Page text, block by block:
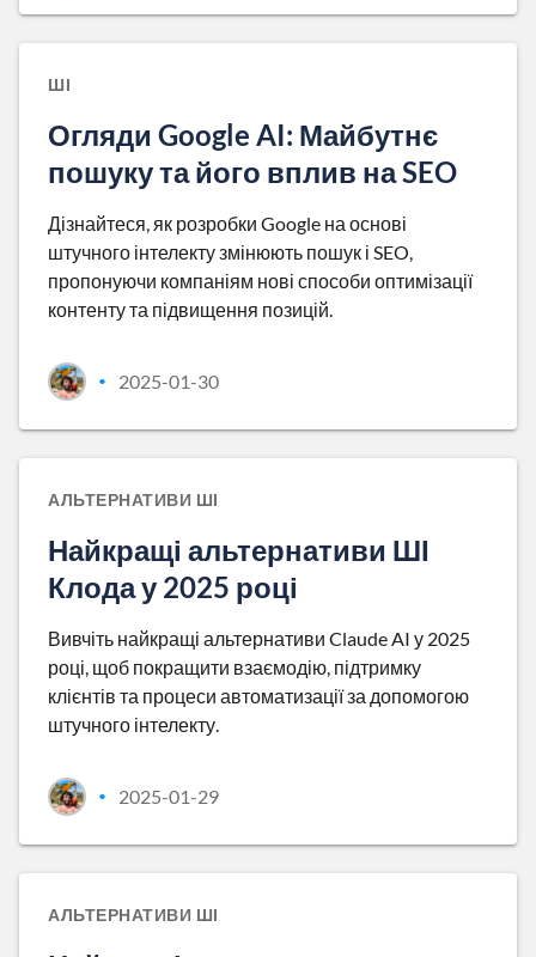
ШІ
Огляди Google AI: Майбутнє
пошуку та його вплив на SEO
Дізнайтеся, як розробки Google на основі
штучного інтелекту змінюють пошук і SEO,
пропонуючи компаніям нові способи оптимізації
контенту та підвищення позицій.
• 2025-01-30
АЛЬТЕРНАТИВИ ШІ
Найкращі альтернативи ШІ
Клода у 2025 році
Вивчіть найкращі альтернативи Claude AI у 2025
році, щоб покращити взаємодію, підтримку
клієнтів та процеси автоматизації за допомогою
штучного інтелекту.
• 2025-01-29
АЛЬТЕРНАТИВИ ШІ